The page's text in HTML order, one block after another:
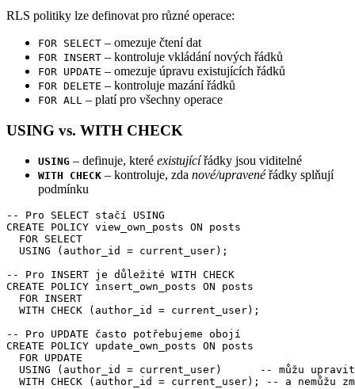
RLS politiky lze definovat pro různé operace:
FOR SELECT – omezuje čtení dat
FOR INSERT – kontroluje vkládání nových řádků
FOR UPDATE – omezuje úpravu existujících řádků
FOR DELETE – kontroluje mazání řádků
FOR ALL – platí pro všechny operace
USING vs. WITH CHECK
USING – definuje, které existujícířádky jsou viditelné
WITH CHECK – kontroluje, zda nové/upravenéřádky splňují
podmínku
-- Pro SELECT stačí USING
CREATE POLICY view_own_posts ON posts
  FOR SELECT
  USING (author_id = current_user);
-- Pro INSERT je důležité WITH CHECK
CREATE POLICY insert_own_posts ON posts
  FOR INSERT
  WITH CHECK (author_id = current_user);
-- Pro UPDATE často potřebujeme obojí
CREATE POLICY update_own_posts ON posts
  FOR UPDATE
USING (author_id = current_user)      -- můžu
WITH CHECK (author_id = current_user); -- a nemůžu